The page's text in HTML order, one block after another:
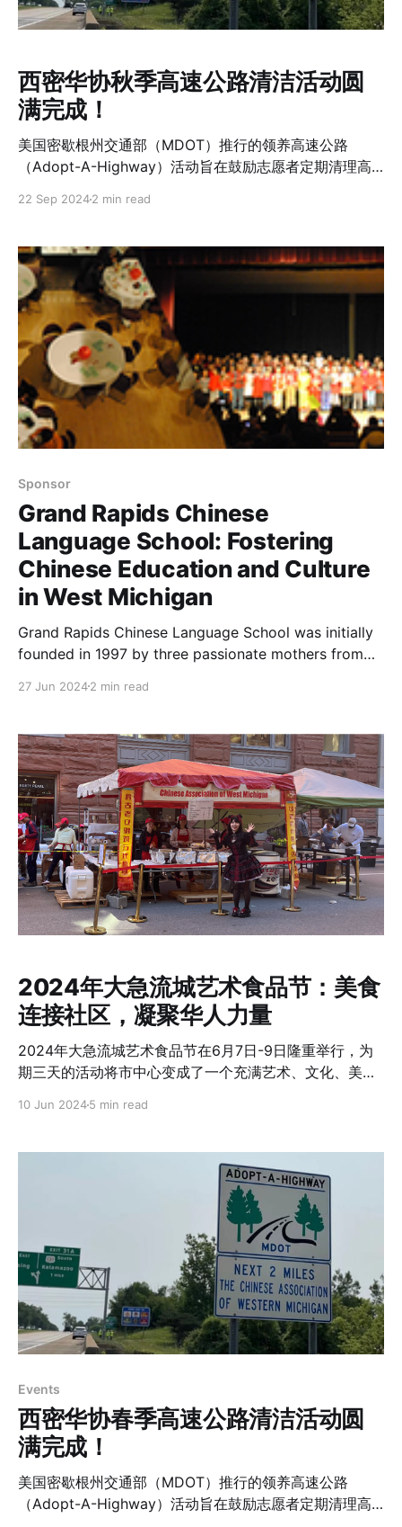
业、绘画、书法应有尽有，展现了他们对中华文化的理解
与表达。这些展品布置在会场周围，供来宾们驻足欣赏。
一幅画、每一篇书法作品都充满了孩子们对中国文化的喜
爱。 美食是中秋节永远的亮点。今年的餐食更加丰盛多
样，不仅有大家熟悉的传统五仁月饼和莲蓉蛋黄月饼，还
有许多各地的特色美食——从干煸四季
西密华协秋季高速公路清洁活动圆
满完成！
美国密歇根州交通部（MDOT）推行的领养高速公路
（Adopt-A-Highway）活动旨在鼓励志愿者定期清理高
利进行，网上有安全手册和录像可供第一次参加的朋友阅
参加密西根州的公路领养活动已经有37年的历史（据老会
员回忆，此活动始于1987年），每年根据州政府建议的日
期，组织社区华人进行三次承包公路的清理工作。我们的
参与不仅提高了项目的可见性，也强化了社区内部的团结
和对公共事业的支持。 2024年9月22日，7名来自西密华
协的志愿者参与了2024年度秋季高速公路清理活动，其中
包括两名中学生。大家兵分三路，花费了两个多小时的时
间，对华协维护路段进行了清理工作！ 志愿者的奉献精神
是“高速公路领养”活动的核心和每次活动顺利完成的保
障。再次向各位志愿者表示感谢！
22 Sep 20242 min read
Sponsor
Grand Rapids Chinese
Language School: Fostering
Chinese Education and Culture
in West Michigan
Grand Rapids Chinese Language School was initially
founded in 1997 by three passionate mothers from
meet the Chinese educational needs of children. After
non-profit organization dedicated to providing high-
quality Chinese language and cultural education,
27 Jun 20242 min read
2024年大急流城艺术食品节：美食
连接社区，凝聚华人力量
2024年大急流城艺术食品节在6月7日-9日隆重举行，为
期三天的活动将市中心变成了一个充满艺术、文化、美食
一。今年的食品节也是华协参与的第26次活动，展示了华
协对这一社区活动的坚定支持和参与。 为了这次活动，华
协的各项准备工作在几个月前就开始了。从与活动主办方
协调，申请场地和办理相关手续，到采购食材、招募班次
经理和义工、清洁设备、搭建场地等，所有任务都井井有
条。自三月份起，华协理事会多次召开会议，邀请历年食
品节的元老义工们分享经验，确保每个细节都安排妥当。
社区的反应非常热烈，短短一个月内就招募了近100名义
工，其中许多人多次前来帮忙。大家的积极参与和奉献精
神是本次食品节活动得以顺利进行的关键。 华协的食品摊
前排起了长队，顾客们充满期待地品尝各式中国美食。义
工们热情高涨，微笑迎接每一位顾客，展现出极高的工作
热情和奉献精神。各个班次的工作繁琐，但大家分工明
确，协调有序。在高峰时段，义工们
10 Jun 20245 min read
Events
西密华协春季高速公路清洁活动圆
满完成！
美国密歇根州交通部（MDOT）推行的领养高速公路
（Adopt-A-Highway）活动旨在鼓励志愿者定期清理高